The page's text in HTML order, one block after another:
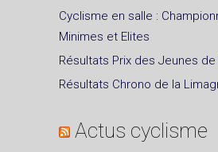
Cyclisme en salle :
Minimes et Elites
Résultats Prix des Jeunes
Résultats Chrono de la
Actus cyclisme